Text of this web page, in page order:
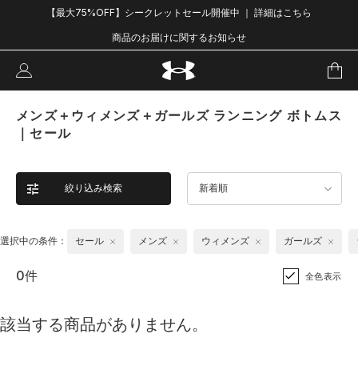
【最大75%OFF】シークレットセール開催中 ｜ 詳細はこちら
商品のお届けに関するお知らせ
メンズ＋ウィメンズ＋ガールズ ランニング ボトムス
｜セール
絞り込み検索 新着順
選択中の条件： セール メンズ ウィメンズ ガールズ
0件 全色表示
該当する商品がありません。